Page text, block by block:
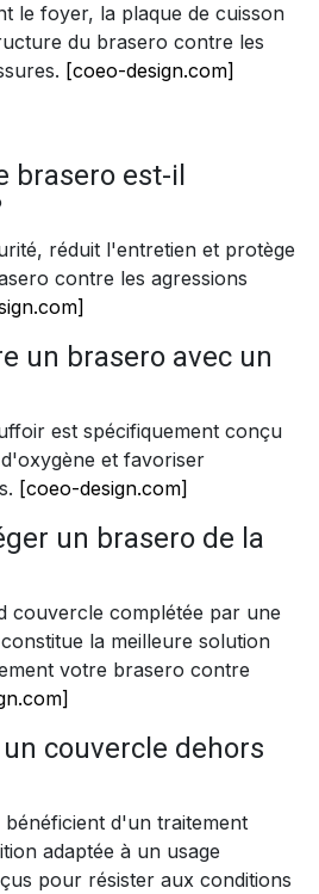
le foyer, la plaque de cuisson
du brasero contre les
[coeo-design.com]
brasero est-il
réduit l'entretien et protège
contre les agressions
un brasero avec un
est spécifiquement conçu
et favoriser
[coeo-design.com]
un brasero de la
couvercle complétée par une
la meilleure solution
votre brasero contre
couvercle dehors
bénéficient d'un traitement
adaptée à un usage
pour résister aux conditions